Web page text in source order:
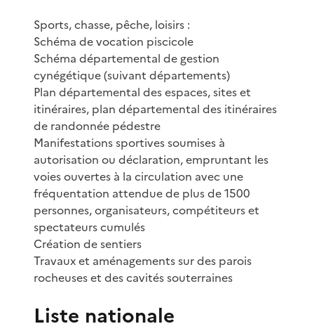
Sports, chasse, pêche, loisirs :
Schéma de vocation piscicole
Schéma départemental de gestion
cynégétique (suivant départements)
Plan départemental des espaces, sites et
itinéraires, plan départemental des itinéraires
de randonnée pédestre
Manifestations sportives soumises à
autorisation ou déclaration, empruntant les
voies ouvertes à la circulation avec une
fréquentation attendue de plus de 1500
personnes, organisateurs, compétiteurs et
spectateurs cumulés
Création de sentiers
Travaux et aménagements sur des parois
rocheuses et des cavités souterraines
Liste nationale